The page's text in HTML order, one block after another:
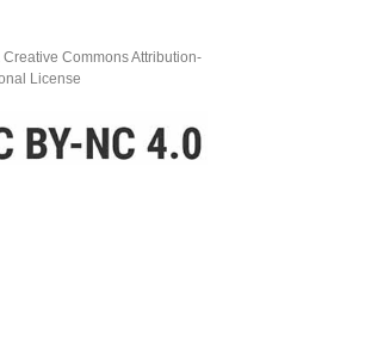
Commons Attribution-
License